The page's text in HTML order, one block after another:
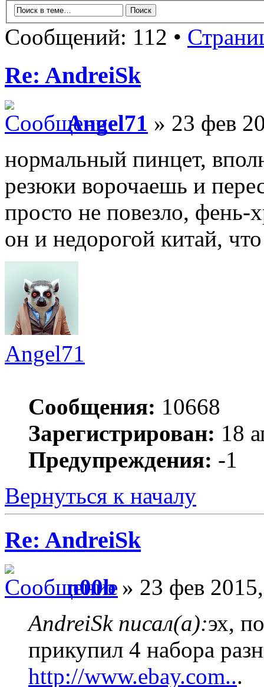
Сообщений: 112 •
Re: AndreiSk
Angel71 » 23 фев
нормальный пинцет,
резюки ворочаешь и
просто не повезло, фень-
он и недорогой китай,
Angel71
Сообщения: 10668
Зарегистрирован: 18
Предупреждения: -1
Вернуться к началу
Re: AndreiSk
n00b» 23 фев
AndreiSk писал(а):эх,
прикупил 4 набора
http://www.ebay.com...